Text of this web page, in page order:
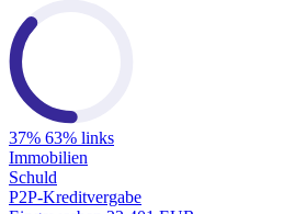
37% 63% links
Immobilien
Schuld
P2P-Kreditvergabe